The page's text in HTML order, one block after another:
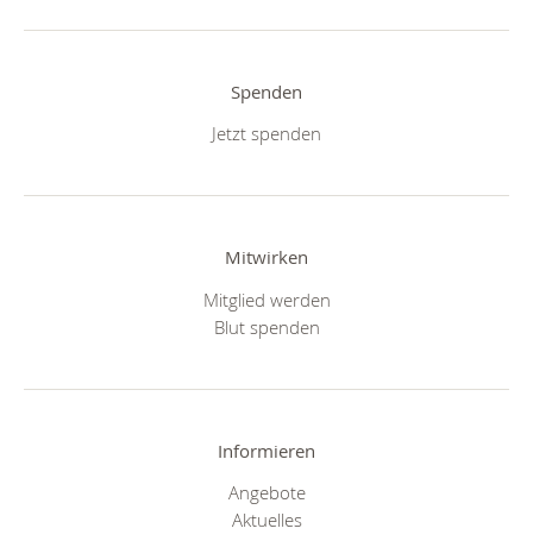
Spenden
Jetzt spenden
Mitwirken
Mitglied werden
Blut spenden
Informieren
Angebote
Aktuelles